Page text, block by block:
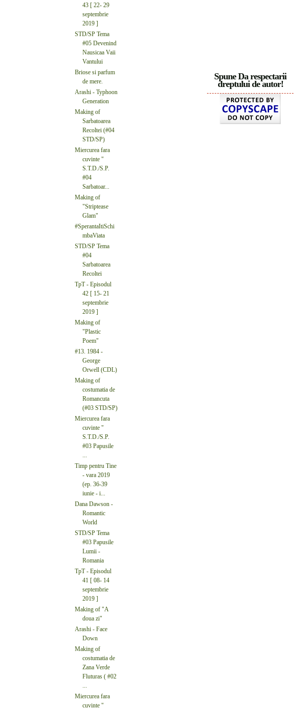
Spune Da respectarii
dreptului de autor!
43 [ 22- 29
septembrie
2019 ]
STD/SP Tema
#05 Devenind
Nausicaa Vaii
Vantului
Briose si parfum
de mere.
Arashi - Typhoon
Generation
Making of
Sarbatoarea
Recoltei (#04
STD/SP)
Miercurea fara
cuvinte "
S.T.D./S.P.
#04
Sarbatoar...
Making of
"Striptease
Glam"
#SperantaItiSchi
mbaViata
STD/SP Tema
#04
Sarbatoarea
Recoltei
TpT - Episodul
42 [ 15- 21
septembrie
2019 ]
Making of
"Plastic
Poem"
#13. 1984 -
George
Orwell (CDL)
Making of
costumatia de
Romancuta
(#03 STD/SP)
Miercurea fara
cuvinte "
S.T.D./S.P.
#03 Papusile
Timp pentru Tine
- vara 2019
(ep. 36-39
iunie - i...
Dana Dawson -
Romantic
World
STD/SP Tema
#03 Papusile
Lumii -
Romania
TpT - Episodul
41 [ 08- 14
septembrie
2019 ]
Making of "A
doua zi"
Arashi - Face
Down
Making of
costumatia de
Zana Verde
Fluturas ( #02
Miercurea fara
cuvinte "